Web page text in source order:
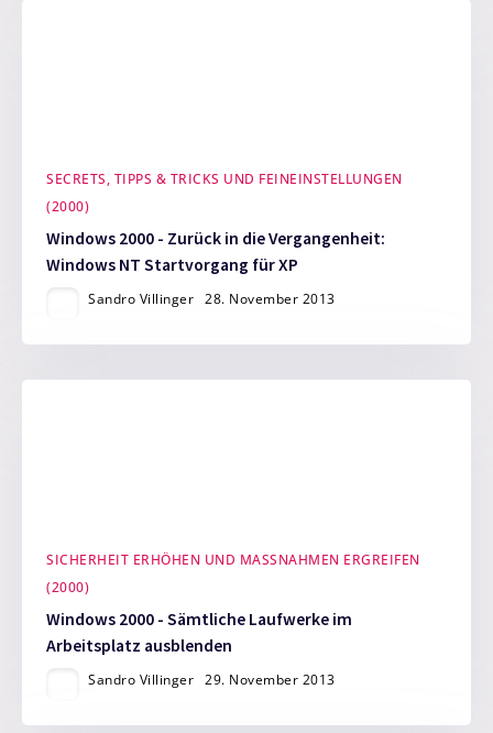
SECRETS, TIPPS & TRICKS UND FEINEINSTELLUNGEN
(2000)
Windows 2000 - Zurück in die Vergangenheit:
Windows NT Startvorgang für XP
Sandro Villinger 28. November 2013
SICHERHEIT ERHÖHEN UND MASSNAHMEN ERGREIFEN (
2000)
Windows 2000 - Sämtliche Laufwerke im
Arbeitsplatz ausblenden
Sandro Villinger 29. November 2013